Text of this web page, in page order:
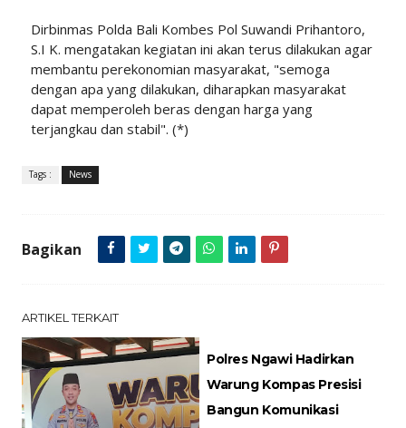
Dirbinmas Polda Bali Kombes Pol Suwandi Prihantoro,
S.I K. mengatakan kegiatan ini akan terus dilakukan agar
membantu perekonomian masyarakat, "semoga
dengan apa yang dilakukan, diharapkan masyarakat
dapat memperoleh beras dengan harga yang
terjangkau dan stabil". (*)
Tags : News
Bagikan
ARTIKEL TERKAIT
Polres Ngawi Hadirkan
Warung Kompas Presisi
Bangun Komunikasi